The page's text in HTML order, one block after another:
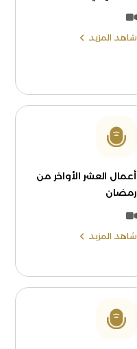
شاهد المزيد
أعمال العشر الأواخر من
رمضان
شاهد المزيد